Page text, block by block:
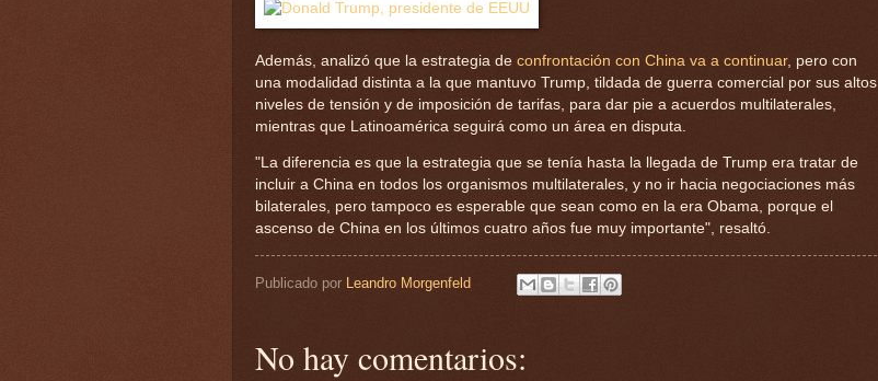
Además, analizó que la estrategia de confrontación con China va a continuar, pero con
una modalidad distinta a la que mantuvo Trump, tildada de guerra comercial por sus altos
niveles de tensión y de imposición de tarifas, para dar pie a acuerdos multilaterales,
mientras que Latinoamérica seguirá como un área en disputa.
"La diferencia es que la estrategia que se tenía hasta la llegada de Trump era tratar de
incluir a China en todos los organismos multilaterales, y no ir hacia negociaciones más
bilaterales, pero tampoco es esperable que sean como en la era Obama, porque el
ascenso de China en los últimos cuatro años fue muy importante", resaltó.
Publicado por Leandro Morgenfeld
No hay comentarios: